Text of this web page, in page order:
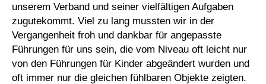
unserem Verband und seiner vielfältigen Aufgaben
zugutekommt. Viel zu lang mussten wir in der
Vergangenheit froh und dankbar für angepasste
Führungen für uns sein, die vom Niveau oft leicht nur
von den Führungen für Kinder abgeändert wurden und
oft immer nur die gleichen fühlbaren Objekte zeigten.